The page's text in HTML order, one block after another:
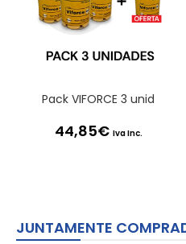
Pack VIFORCE 3 unid
44,85€ Iva Inc.
JUNTAMENTE